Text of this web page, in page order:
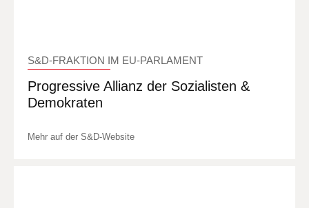
S&D-FRAKTION IM EU-PARLAMENT
Progressive Allianz der Sozialisten &
Demokraten
Mehr auf der S&D-Website